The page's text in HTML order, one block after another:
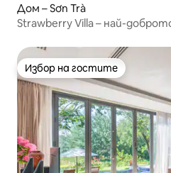
Дом – Sơn Trà
Strawberry Villa – най-
Избор на гостите
Избор на гостите